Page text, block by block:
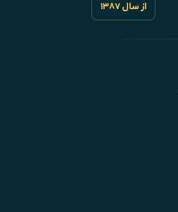
از سال ۱۳۸۷